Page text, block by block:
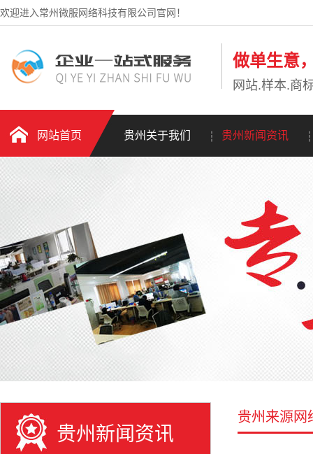
欢迎进入常州微服网络科技有限公司官网！
做单生意
网站.样本.商
网站首页 贵州关于我们 贵州新闻资讯
贵州新闻资讯
贵州来源网